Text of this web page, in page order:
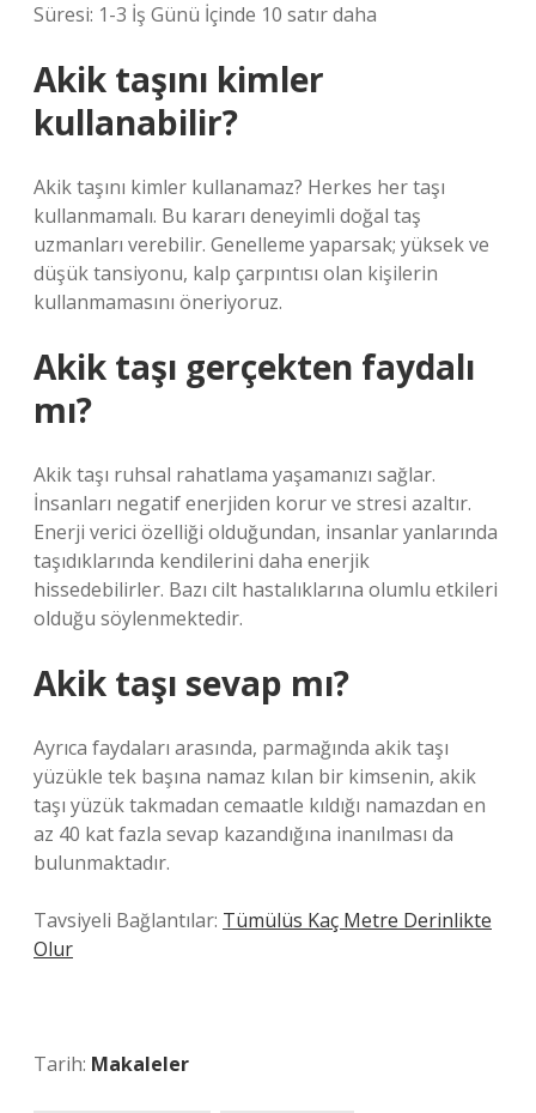
Süresi: 1-3 İş Günü İçinde 10 satır daha
Akik taşını kimler
kullanabilir?
Akik taşını kimler kullanamaz? Herkes her taşı
kullanmamalı. Bu kararı deneyimli doğal taş
uzmanları verebilir. Genelleme yaparsak; yüksek ve
düşük tansiyonu, kalp çarpıntısı olan kişilerin
kullanmamasını öneriyoruz.
Akik taşı gerçekten faydalı
mı?
Akik taşı ruhsal rahatlama yaşamanızı sağlar.
İnsanları negatif enerjiden korur ve stresi azaltır.
Enerji verici özelliği olduğundan, insanlar yanlarında
taşıdıklarında kendilerini daha enerjik
hissedebilirler. Bazı cilt hastalıklarına olumlu etkileri
olduğu söylenmektedir.
Akik taşı sevap mı?
Ayrıca faydaları arasında, parmağında akik taşı
yüzükle tek başına namaz kılan bir kimsenin, akik
taşı yüzük takmadan cemaatle kıldığı namazdan en
az 40 kat fazla sevap kazandığına inanılması da
bulunmaktadır.
Tavsiyeli Bağlantılar: Tümülüs Kaç Metre Derinlikte
Olur
Tarih: Makaleler